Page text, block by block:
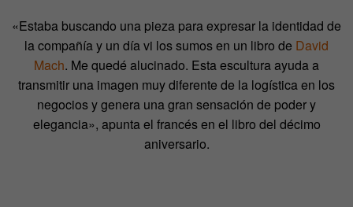
«Estaba buscando una pieza para expresar la identidad de
la compañía y un día vi los sumos en un libro de David
Mach. Me quedé alucinado. Esta escultura ayuda a
transmitir una imagen muy diferente de la logística en los
negocios y genera una gran sensación de poder y
elegancia», apunta el francés en el libro del décimo
aniversario.